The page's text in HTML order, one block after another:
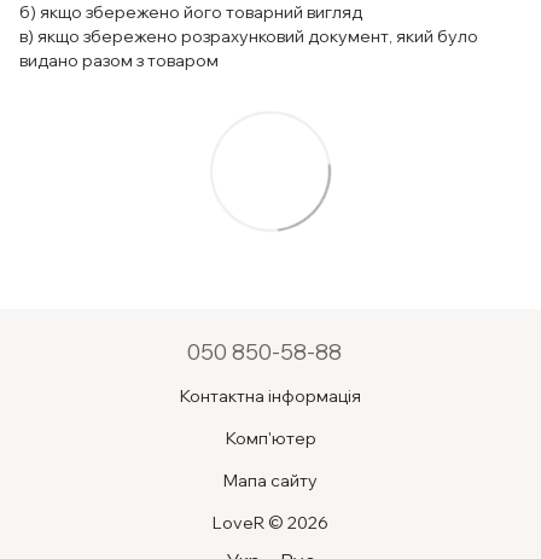
б) якщо збережено його товарний вигляд
в) якщо збережено розрахунковий документ, який було
видано разом з товаром
050 850-58-88
Контактна інформація
Комп'ютер
Мапа сайту
LoveR © 2026